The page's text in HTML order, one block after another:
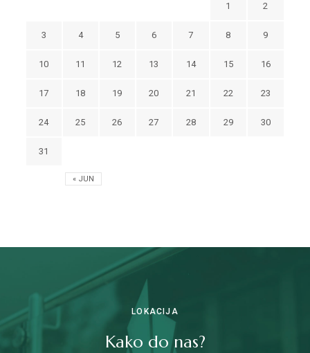
1 2
3 4 5 6 7 8 9
10 11 12 13 14 15 16
17 18 19 20 21 22 23
24 25 26 27 28 29 30
31
« JUN
LOKACIJA
Kako do nas?